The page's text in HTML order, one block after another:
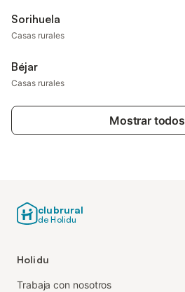
Sorihuela
Casas rurales
Béjar
Casas rurales
Mostrar todos
clubrural
de Holidu
Holidu
Trabaja con nosotros